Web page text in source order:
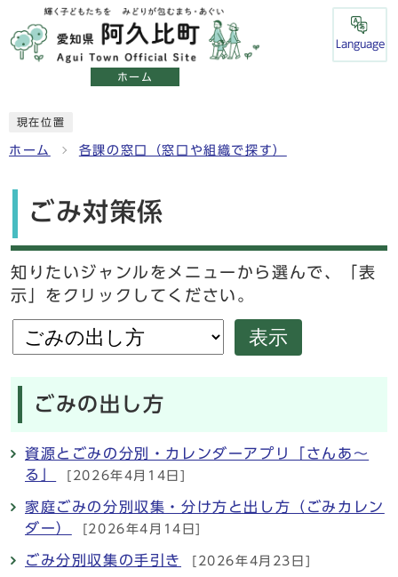
ホーム
Language
現在位置
ホーム 各課の窓口（窓口や組織で探す）
ごみ対策係
知りたいジャンルをメニューから選んで、「表
示」をクリックしてください。
表示
ごみの出し方
資源とごみの分別・カレンダーアプリ「さんあ～
る」
[2026年4月14日]
家庭ごみの分別収集・分け方と出し方（ごみカレン
ダー）
[2026年4月14日]
ごみ分別収集の手引き [2026年4月23日]